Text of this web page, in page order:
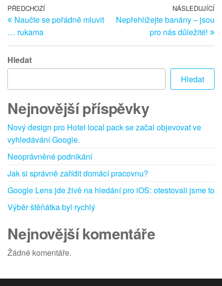
Navigace
pro
příspěvek
Předchozí
článek
PŘEDCHOZÍ
Naučte se pořádně mluvit
… rukama
NÁSLEDUJÍCÍ
Nepřehlížejte banány – jsou
pro nás důležité!
Hledat
Hledat
Nejnovější příspěvky
Nový design pro Hotel local pack se začal objevovat ve
vyhledávání Google.
Neoprávněné podnikání
Jak si správně zařídit domácí pracovnu?
Google Lens jde živě na hledání pro iOS: otestovali jsme to
Výběr štěňátka byl rychlý
Nejnovější komentáře
Žádné komentáře.